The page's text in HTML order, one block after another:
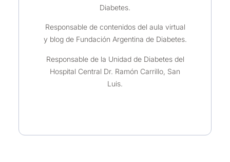
Diabetes.
Responsable de contenidos del aula virtual
y blog de Fundación Argentina de Diabetes.
Responsable de la Unidad de Diabetes del
Hospital Central Dr. Ramón Carrillo, San
Luis.